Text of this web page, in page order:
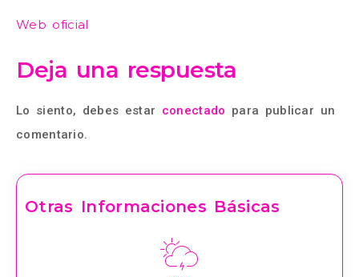
Web oficial
Deja una respuesta
Lo siento, debes estar conectado para publicar un
comentario.
Otras Informaciones Básicas